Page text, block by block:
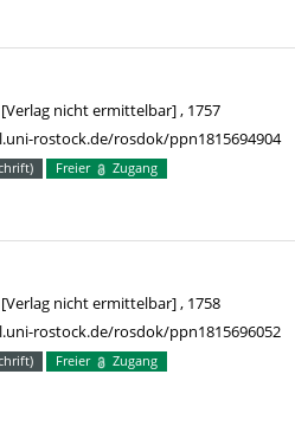
nicht ermittelbar] , 1757
rostock.de/rosdok/ppn1815694904
Freier Zugang
nicht ermittelbar] , 1758
rostock.de/rosdok/ppn1815696052
Freier Zugang